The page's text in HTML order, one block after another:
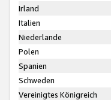
Irland
Italien
Niederlande
Polen
Spanien
Schweden
Vereinigtes Königreich